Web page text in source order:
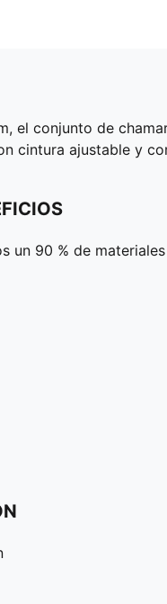
el conjunto de
cintura ajustable y
un 90 % de